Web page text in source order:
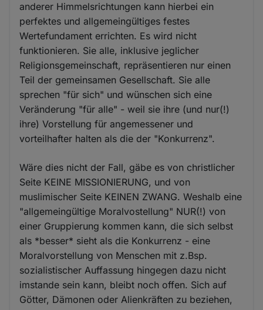
anderer Himmelsrichtungen kann hierbei ein
perfektes und allgemeingültiges festes
Wertefundament errichten. Es wird nicht
funktionieren. Sie alle, inklusive jeglicher
Religionsgemeinschaft, repräsentieren nur einen
Teil der gemeinsamen Gesellschaft. Sie alle
sprechen "für sich" und wünschen sich eine
Veränderung "für alle" - weil sie ihre (und nur(!)
ihre) Vorstellung für angemessener und
vorteilhafter halten als die der "Konkurrenz".
Wäre dies nicht der Fall, gäbe es von christlicher
Seite KEINE MISSIONIERUNG, und von
muslimischer Seite KEINEN ZWANG. Weshalb eine
"allgemeingültige Moralvostellung" NUR(!) von
einer Gruppierung kommen kann, die sich selbst
als *besser* sieht als die Konkurrenz - eine
Moralvorstellung von Menschen mit z.Bsp.
sozialistischer Auffassung hingegen dazu nicht
imstande sein kann, bleibt noch offen. Sich auf
Götter, Dämonen oder Alienkräften zu beziehen,